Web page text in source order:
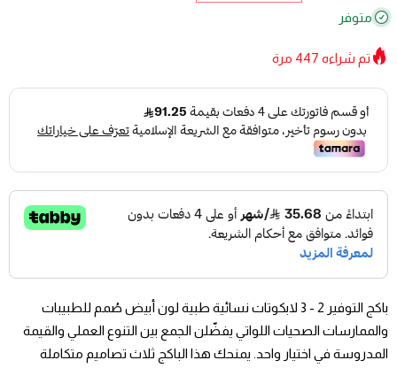
متوفر
تم شراءه 447 مرة
باكج التوفير 2 - 3 لابكوتات نسائية طبية لون أبيض صُمم للطبيبات
والممارسات الصحيات اللواتي يفضّلن الجمع بين التنوع العملي والقيمة
المدروسة في اختيار واحد. يمنحك هذا الباكج ثلاث تصاميم متكاملة